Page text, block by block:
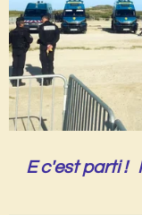
E c'est parti !